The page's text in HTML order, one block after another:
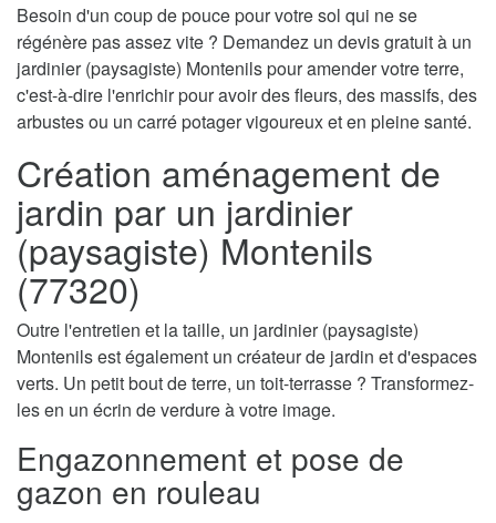
Besoin d'un coup de pouce pour votre sol qui ne se
régénère pas assez vite ? Demandez un devis gratuit à un
jardinier (paysagiste) Montenils pour amender votre terre,
c'est-à-dire l'enrichir pour avoir des fleurs, des massifs, des
arbustes ou un carré potager vigoureux et en pleine santé.
Création aménagement de
jardin par un jardinier
(paysagiste) Montenils
(77320)
Outre l'entretien et la taille, un jardinier (paysagiste)
Montenils est également un créateur de jardin et d'espaces
verts. Un petit bout de terre, un toit-terrasse ? Transformez-
les en un écrin de verdure à votre image.
Engazonnement et pose de
gazon en rouleau